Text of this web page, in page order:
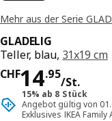
Mehr aus der Serie
GLADELIG
Teller, blau, 31x19 cm
CHF14.95
/St.
Preis CHF
15% ab 8 Stück
Angebot gültig von
Exklusives IKEA